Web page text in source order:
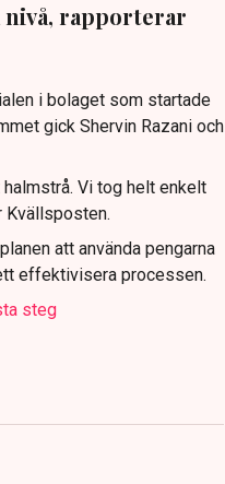
rapporterar
i bolaget som startade
gick Shervin Razani och
Vi tog helt enkelt
Kvällsposten.
att använda pengarna
effektivisera processen.
steg